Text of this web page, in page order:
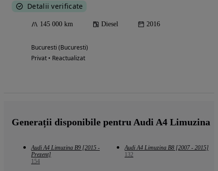
Detalii verificate
145 000 km Diesel 2016
Bucuresti (Bucuresti)
Privat • Reactualizat
Generații disponibile pentru Audi A4 Limuzina
Audi A4 Limuzina B9 [2015 -
Prezent]
154
Audi A4 Limuzina B8 [2007 - 2015]
132